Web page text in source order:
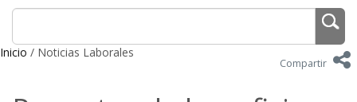
Inicio / Noticias Laborales
Compartir